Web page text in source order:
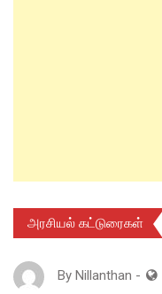
அரசியல் கட்டுரைகள்
By Nillanthan -